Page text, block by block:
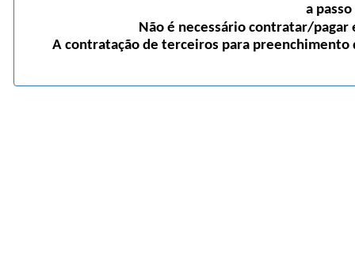
a
Não é necessário contratar/
A contratação de terceiros para